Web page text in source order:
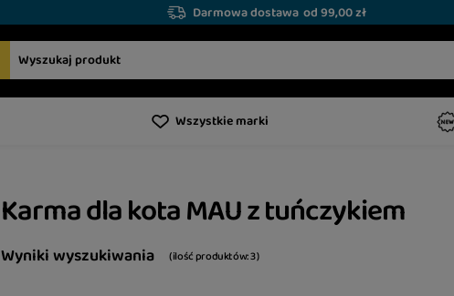
Darmowa dostawa od 99,00 zł
Wszystkie marki
Karma dla kota MAU z tuńczykiem
Wyniki wyszukiwania ( ilość produktów:3)